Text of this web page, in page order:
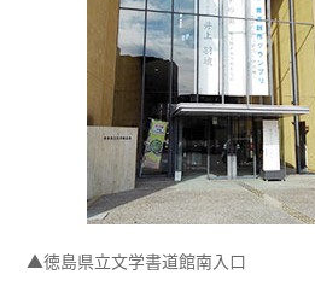
▲徳島県立文学書道館南入口